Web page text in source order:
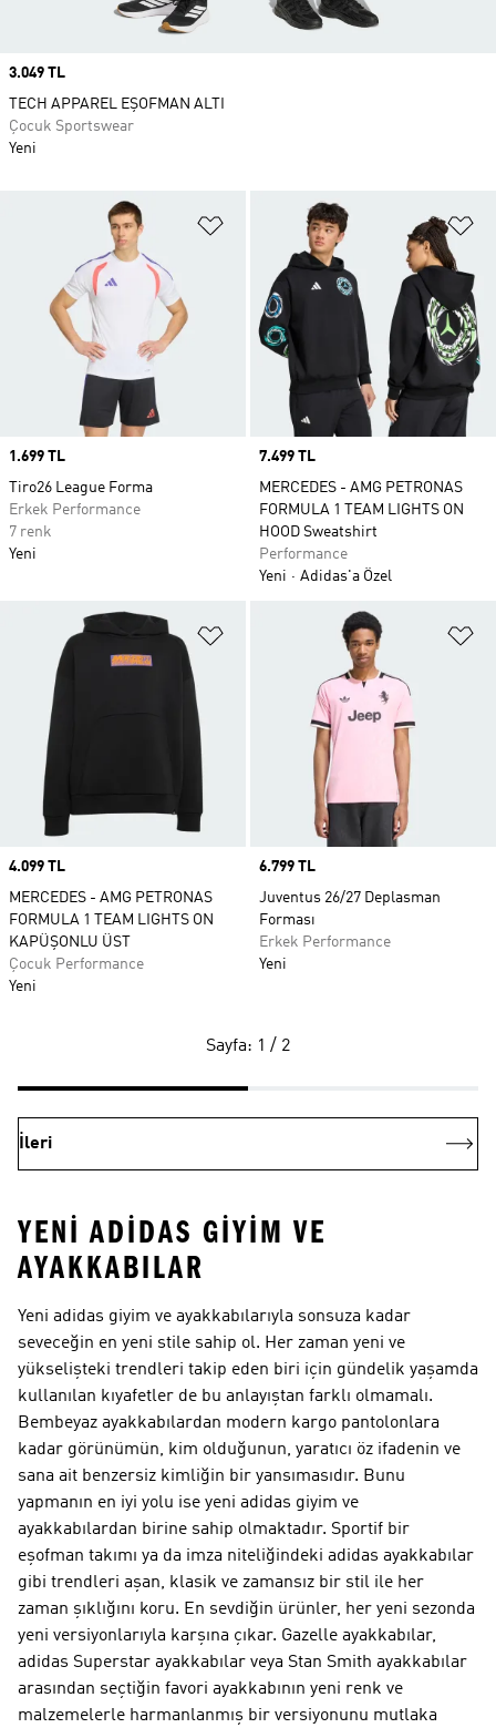
Favori Listesine Ekle
Price
1.699 TL
Tiro26 League Forma
Erkek Performance
7 renk
Yeni
Price
7.499 TL
MERCEDES - AMG PETRONAS
FORMULA 1 TEAM LIGHTS ON
HOOD Sweatshirt
Performance
Yeni
Adidas'a Özel
Favori Listesine Ekle
Price
4.099 TL
MERCEDES - AMG PETRONAS
FORMULA 1 TEAM LIGHTS ON
KAPÜŞONLU ÜST
Çocuk Performance
Yeni
Price
6.799 TL
Juventus 26/27 Deplasman
Forması
Erkek Performance
Yeni
Price
3.049 TL
TECH APPAREL EŞOFMAN ALTI
Çocuk Sportswear
Yeni
Sayfa: 1 / 2
İleri
YENI ADIDAS GIYIM VE
AYAKKABILAR
Yeni adidas giyim ve ayakkabılarıyla sonsuza kadar
seveceğin en yeni stile sahip ol. Her zaman yeni ve
yükselişteki trendleri takip eden biri için gündelik yaşamda
kullanılan kıyafetler de bu anlayıştan farklı olmamalı.
Bembeyaz ayakkabılardan modern kargo pantolonlara
kadar görünümün, kim olduğunun, yaratıcı öz ifadenin ve
sana ait benzersiz kimliğin bir yansımasıdır. Bunu
yapmanın en iyi yolu ise yeni adidas giyim ve
ayakkabılardan birine sahip olmaktadır. Sportif bir
eşofman takımı ya da imza niteliğindeki adidas ayakkabılar
gibi trendleri aşan, klasik ve zamansız bir stil ile her
zaman şıklığını koru. En sevdiğin ürünler, her yeni sezonda
yeni versiyonlarıyla karşına çıkar. Gazelle ayakkabılar,
adidas Superstar ayakkabılar veya Stan Smith ayakkabılar
arasından seçtiğin favori ayakkabının yeni renk ve
malzemelerle harmanlanmış bir versiyonunu mutlaka